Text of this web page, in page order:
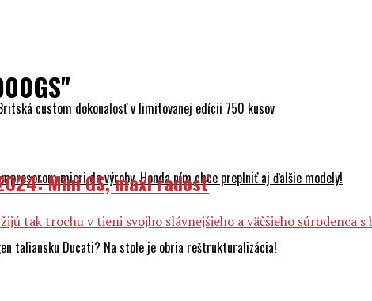
custom dokonalosť v limitovanej edícii 750 kusov
mieri do výroby. Honda ním chce preplniť aj ďalšie modely!
taliansku Ducati? Na stole je obria reštrukturalizácia!
Mini GS, maxi radosť
tak trochu v tieni svojho slávnejšieho a väčšieho súrodenca